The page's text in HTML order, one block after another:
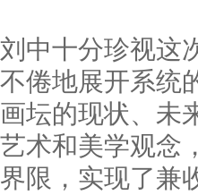
刘中十分珍视这
不倦地展开系统
画坛的现状、未
艺术和美学观念
界限，实现了兼